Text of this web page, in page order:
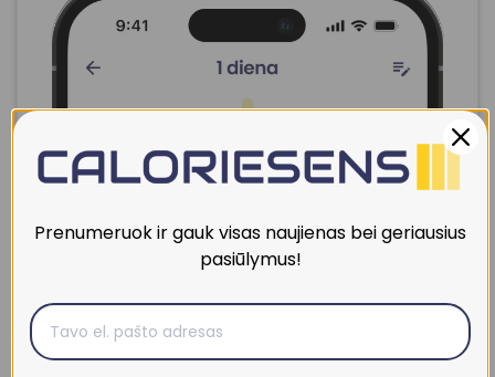
Prenumeruok ir gauk visas naujienas bei geriausius
pasiūlymus!